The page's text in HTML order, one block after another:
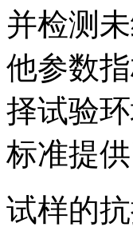
并检测
他参数
择试验
标准提
试样的